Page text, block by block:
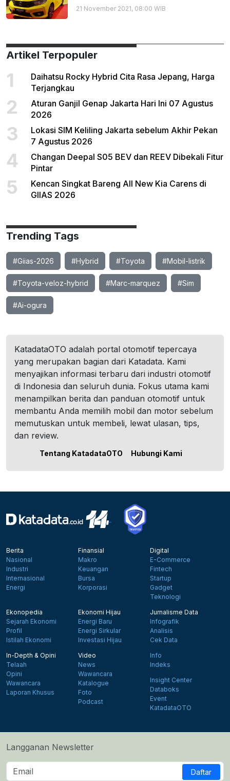
21 November 2021, 08:00 WIB
Artikel Terpopuler
1
Daihatsu Rocky Hybrid Cita Rasa Jepang, Harga
Terjangkau
2
Aturan Ganjil Genap Jakarta Hari Ini 07 Agustus
2026
3
Lokasi SIM Keliling Jakarta sebelum Akhir Pekan
7 Agustus 2026
4
Changan Deepal S05 BEV dan REEV Dibekali Fitur
Pintar
5
Kencan Singkat Bareng All New Kia Carens di
GIIAS 2026
Trending Tags
#Giias-2026 #Hybrid #Toyota #Mobil-listrik
#Toyota-veloz-hybrid #Marc-marquez #Sim
#Ai-ogura
KatadataOTO adalah portal otomotif tepercaya
yang merupakan bagian dari Katadata. Kami
menyajikan informasi terbaru dari industri otomotif
di Indonesia dan seluruh dunia. Fokus utama kami
menampilkan berita dan panduan otomotif untuk
membantu Anda memilih mobil dan motor sebelum
memutuskan untuk membeli, lewat ulasan, tips,
dan review.
Tentang KatadataOTO Hubungi Kami
Berita
Nasional
Industri
Internasional
Energi
Finansial
Makro
Keuangan
Bursa
Korporasi
Digital
E-Commerce
Fintech
Startup
Gadget
Teknologi
Ekonopedia
Sejarah Ekonomi
Profil
Istilah Ekonomi
Ekonomi Hijau
Energi Baru
Energi Sirkular
Investasi Hijau
Jurnalisme Data
Infografik
Analisis
Cek Data
In-Depth & Opini
Telaah
Opini
Wawancara
Laporan Khusus
Video
News
Wawancara
Katalogue
Foto
Podcast
Info
Indeks
Insight Center
Databoks
Event
KatadataOTO
Langganan Newsletter
Daftar